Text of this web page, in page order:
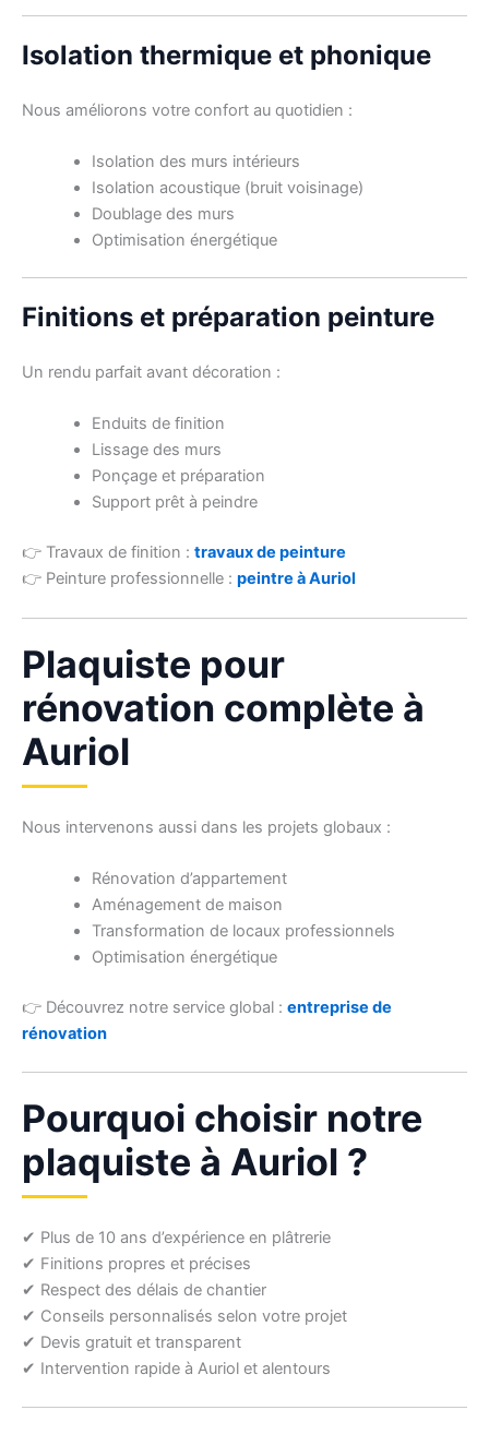
Isolation thermique et phonique
Nous améliorons votre confort au quotidien :
Isolation des murs intérieurs
Isolation acoustique (bruit voisinage)
Doublage des murs
Optimisation énergétique
Finitions et préparation peinture
Un rendu parfait avant décoration :
Enduits de finition
Lissage des murs
Ponçage et préparation
Support prêt à peindre
👉 Travaux de finition : travaux de peinture
👉 Peinture professionnelle : peintre à Auriol
Plaquiste pour
rénovation complète à
Auriol
Nous intervenons aussi dans les projets globaux :
Rénovation d’appartement
Aménagement de maison
Transformation de locaux professionnels
Optimisation énergétique
👉 Découvrez notre service global : entreprise de
rénovation
Pourquoi choisir notre
plaquiste à Auriol ?
✔ Plus de 10 ans d’expérience en plâtrerie
✔ Finitions propres et précises
✔ Respect des délais de chantier
✔ Conseils personnalisés selon votre projet
✔ Devis gratuit et transparent
✔ Intervention rapide à Auriol et alentours